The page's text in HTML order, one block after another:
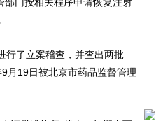
了立案稽查，并查出两批
月19日被北京市药品监督管理